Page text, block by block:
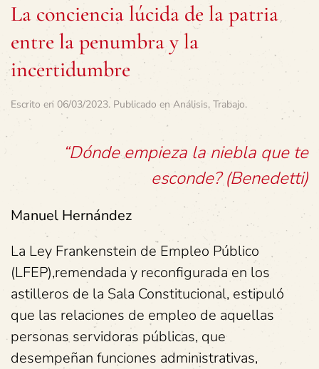
La conciencia lúcida de la patria
entre la penumbra y la
incertidumbre
Escrito en 06/03/2023. Publicado en Análisis, Trabajo.
“Dónde empieza la niebla que te
esconde? (Benedetti)
Manuel Hernández
La Ley Frankenstein de Empleo Público
(LFEP),remendada y reconfigurada en los
astilleros de la Sala Constitucional, estipuló
que las relaciones de empleo de aquellas
personas servidoras públicas, que
desempeñan funciones administrativas,